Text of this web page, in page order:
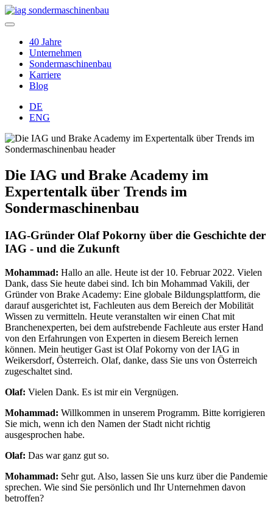
40 Jahre
Unternehmen
Sondermaschinenbau
Karriere
Blog
DE
ENG
Die IAG und Brake Academy im
Expertentalk über Trends im
Sondermaschinenbau
IAG-Gründer Olaf Pokorny über die Geschichte der
IAG - und die Zukunft
Mohammad: Hallo an alle. Heute ist der 10. Februar 2022. Vielen
Dank, dass Sie heute dabei sind. Ich bin Mohammad Vakili, der
Gründer von Brake Academy: Eine globale Bildungsplattform, die
darauf ausgerichtet ist, Fachleuten aus dem Bereich der Mobilität
Wissen zu vermitteln. Heute veranstalten wir einen Chat mit
Branchenexperten, bei dem aufstrebende Fachleute aus erster Hand
von den Erfahrungen von Experten in diesem Bereich lernen
können. Mein heutiger Gast ist Olaf Pokorny von der IAG in
Weikersdorf, Österreich. Olaf, danke, dass Sie uns von Österreich
zugeschaltet sind.
Olaf: Vielen Dank. Es ist mir ein Vergnügen.
Mohammad: Willkommen in unserem Programm. Bitte korrigieren
Sie mich, wenn ich den Namen der Stadt nicht richtig
ausgesprochen habe.
Olaf: Das war ganz gut so.
Mohammad: Sehr gut. Also, lassen Sie uns kurz über die Pandemie
sprechen. Wie sind Sie persönlich und Ihr Unternehmen davon
betroffen?